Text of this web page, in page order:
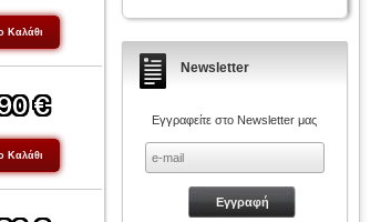
Newsletter
Εγγραφείτε στο Newsletter μας